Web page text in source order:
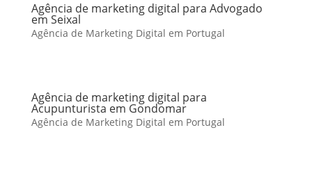
Agência de marketing digital para Advogado
em Seixal
Agência de Marketing Digital em Portugal
Agência de marketing digital para
Acupunturista em Gondomar
Agência de Marketing Digital em Portugal